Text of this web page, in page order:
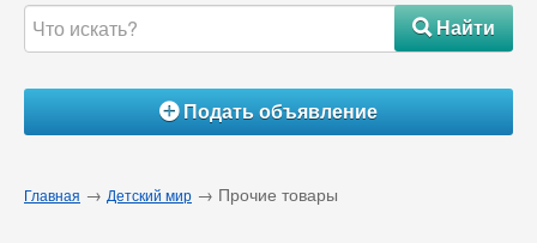
#Найти
ÁПодать объявление
Главная → Детский мир → Прочие товары